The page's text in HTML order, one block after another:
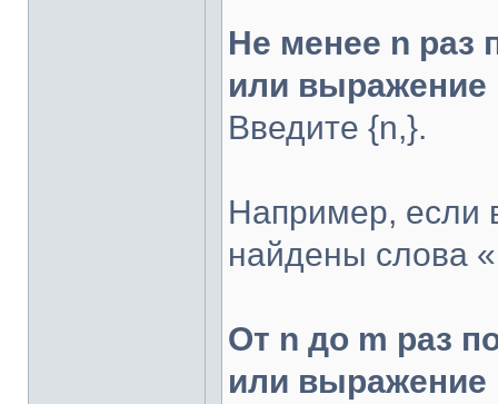
Не менее n раз
или выражение
Введите {n,}.
Например, если
найдены слова
От n до m раз
или выражение